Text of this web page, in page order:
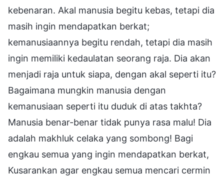
kebenaran. Akal manusia begitu kebas, tetapi dia
masih ingin mendapatkan berkat;
kemanusiaannya begitu rendah, tetapi dia masih
ingin memiliki kedaulatan seorang raja. Dia akan
menjadi raja untuk siapa, dengan akal seperti itu?
Bagaimana mungkin manusia dengan
kemanusiaan seperti itu duduk di atas takhta?
Manusia benar-benar tidak punya rasa malu! Dia
adalah makhluk celaka yang sombong! Bagi
engkau semua yang ingin mendapatkan berkat,
Kusarankan agar engkau semua mencari cermin